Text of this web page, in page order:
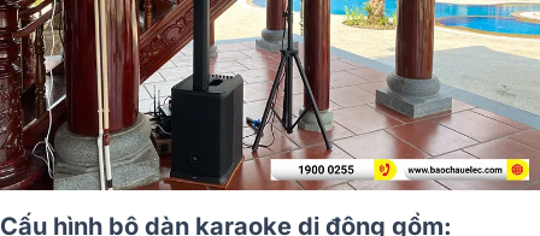
Cấu hình bộ dàn karaoke di động gồm: